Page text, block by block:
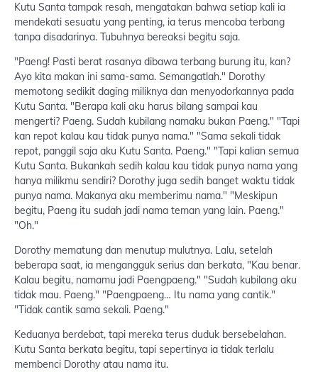
Kutu Santa tampak resah, mengatakan bahwa setiap kali ia
mendekati sesuatu yang penting, ia terus mencoba terbang
tanpa disadarinya. Tubuhnya bereaksi begitu saja.
"Paeng! Pasti berat rasanya dibawa terbang burung itu, kan?
Ayo kita makan ini sama-sama. Semangatlah." Dorothy
memotong sedikit daging miliknya dan menyodorkannya pada
Kutu Santa. "Berapa kali aku harus bilang sampai kau
mengerti? Paeng. Sudah kubilang namaku bukan Paeng." "Tapi
kan repot kalau kau tidak punya nama." "Sama sekali tidak
repot, panggil saja aku Kutu Santa. Paeng." "Tapi kalian semua
Kutu Santa. Bukankah sedih kalau kau tidak punya nama yang
hanya milikmu sendiri? Dorothy juga sedih banget waktu tidak
punya nama. Makanya aku memberimu nama." "Meskipun
begitu, Paeng itu sudah jadi nama teman yang lain. Paeng."
"Oh."
Dorothy mematung dan menutup mulutnya. Lalu, setelah
beberapa saat, ia mengangguk serius dan berkata, "Kau benar.
Kalau begitu, namamu jadi Paengpaeng." "Sudah kubilang aku
tidak mau. Paeng." "Paengpaeng… Itu nama yang cantik."
"Tidak cantik sama sekali. Paeng."
Keduanya berdebat, tapi mereka terus duduk bersebelahan.
Kutu Santa berkata begitu, tapi sepertinya ia tidak terlalu
membenci Dorothy atau nama itu.